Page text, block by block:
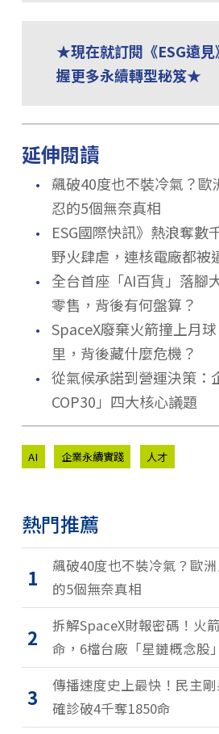
★現在就訂閱《ESG遠見
握更多永續轉型秘笈★
延伸閱讀
．
飆破40度也不裝冷氣？歐
忍的5個無奈真相
．
ESG國際快訊》熱浪奪數
野火肆虐，連核電廠都被
．
全台首座「AI百貨」落腳
零售，背後有何盤算？
． SpaceX廢棄火箭撞上月
里，背後藏什麼危機？
． 從氣候承諾到營運決策：
COP30」四大核心議題
AI 企業永續實踐 人才
熱門推薦
1
飆破40度也不裝冷氣？歐
的5個無奈真相
2
拆解SpaceX財報密碼！火
命，6檔台廠「星鏈概念股
3
傳播速度史上最快！民主剛
確診破4千奪1850命